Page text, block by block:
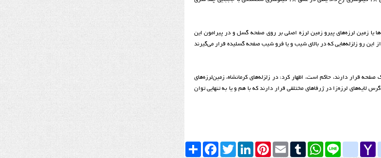
زمین لرزه‌های پیرو زمین لرزه اصلی بر روی صفحه گسل و در پیرامون این
رو زلزله‌هایی که در بالای شیب و یا فرو شیب صفحه گسلیده قرار می‌گیرند
قرار دارند، حاکم است، اظهار کرد: در زلزله‌های کرمانشاه، زمین‌لرزه‌های
لرزه‌زا در ژرفا‌های مختلفی قرار دارند که با هم و یا به تنهایی توان
اشتراکFacebook TwitterLinkedInPinterest Email TumblrWhatsApp Line
google_bookmarks
Yahoo